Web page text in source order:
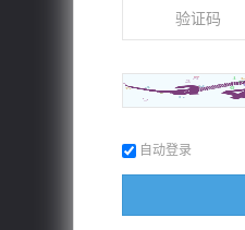
自动登录